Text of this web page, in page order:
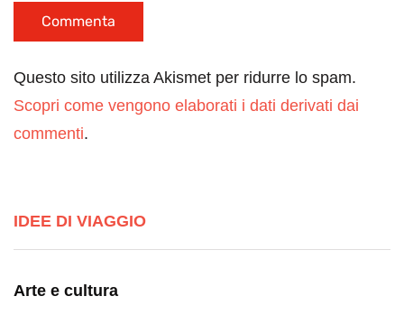
Questo sito utilizza Akismet per ridurre lo spam.
Scopri come vengono elaborati i dati derivati dai
commenti.
IDEE DI VIAGGIO
Arte e cultura